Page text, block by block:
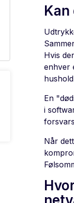
Hvis
enhver
En
i
Når